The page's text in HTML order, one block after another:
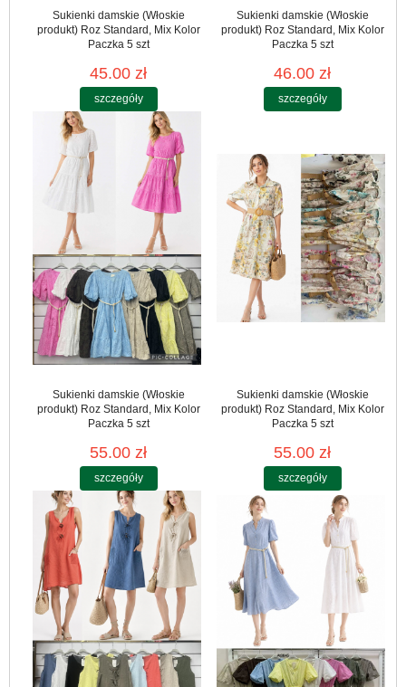
Sukienki damskie (Włoskie
produkt) Roz Standard, Mix Kolor
Paczka 5 szt
45.00 zł
szczegóły
Sukienki damskie (Włoskie
produkt) Roz Standard, Mix Kolor
Paczka 5 szt
46.00 zł
szczegóły
Sukienki damskie (Włoskie
produkt) Roz Standard, Mix Kolor
Paczka 5 szt
55.00 zł
szczegóły
Sukienki damskie (Włoskie
produkt) Roz Standard, Mix Kolor
Paczka 5 szt
55.00 zł
szczegóły